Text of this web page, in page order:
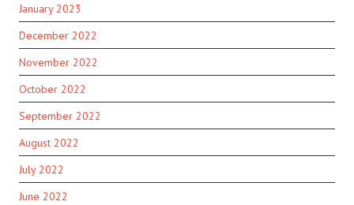
January 2023
December 2022
November 2022
October 2022
September 2022
August 2022
July 2022
June 2022